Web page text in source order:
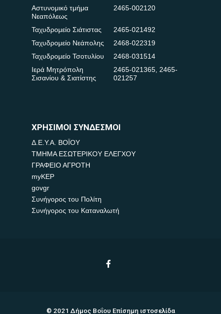
Αστυνομικό τμήμα
Νεαπόλεως
2465-002120
Ταχυδρομείο Σιάτιστας
2465-021492
Ταχυδρομείο Νεάπολης
2468-022319
Ταχυδρομείο Τσοτυλίου
2468-031514
Ιερά Μητρόπολη
Σισανίου & Σιατίστης
2465-021365, 2465-
021257
ΧΡΗΣΙΜΟΙ ΣΥΝΔΕΣΜΟΙ
Δ.Ε.Υ.Α. ΒΟΪΟΥ
ΤΜΗΜΑ ΕΣΩΤΕΡΙΚΟΥ ΕΛΕΓΧΟΥ
ΓΡΑΦΕΙΟ ΑΓΡΟΤΗ
myKEP
govgr
Συνήγορος του Πολίτη
Συνήγορος του Καταναλωτή
© 2021 Δήμος Βοΐου Επίσημη ιστοσελίδα